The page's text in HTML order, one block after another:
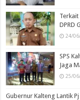
DPRD
24/
SPS
Jaga
25/
Gubernur Kalteng Lantik